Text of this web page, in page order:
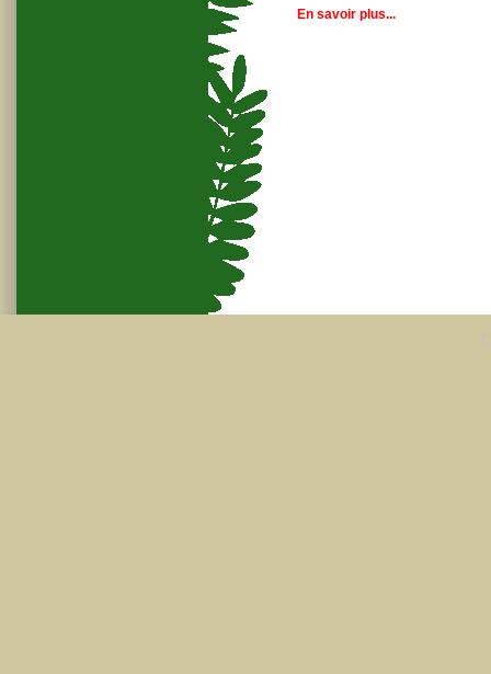
En savoir plus...